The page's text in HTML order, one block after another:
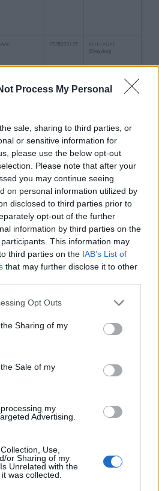
Process My Personal
sale, sharing to third parties, or
or sensitive information for
please use the below opt-out
Please note that after your
you may continue seeing
on personal information utilized by
disclosed to third parties prior to
opt-out of the further
information by third parties on the
participants. This information may
third parties on the IAB’s List of
that may further disclose it to other
Opt Outs
Sharing of my
Sale of my
my
Advertising.
Use,
or Sharing of my
Unrelated with the
was collected.
στο Google News και
ειδήσεις
ΔΗΛΩΣΗ ΖΗΜΙΑΣ
ΕΛΓΑ
ΑΓΡΟΤΙΚΑ